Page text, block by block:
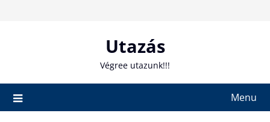
Utazás
Végree utazunk!!!
Menu